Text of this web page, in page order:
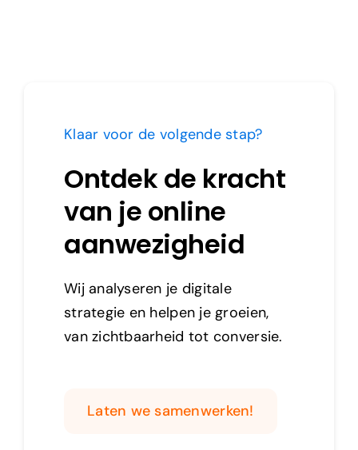
Klaar voor de volgende stap?
Ontdek de kracht
van je online
aanwezigheid
Wij analyseren je digitale
strategie en helpen je groeien,
van zichtbaarheid tot conversie.
Laten we samenwerken!